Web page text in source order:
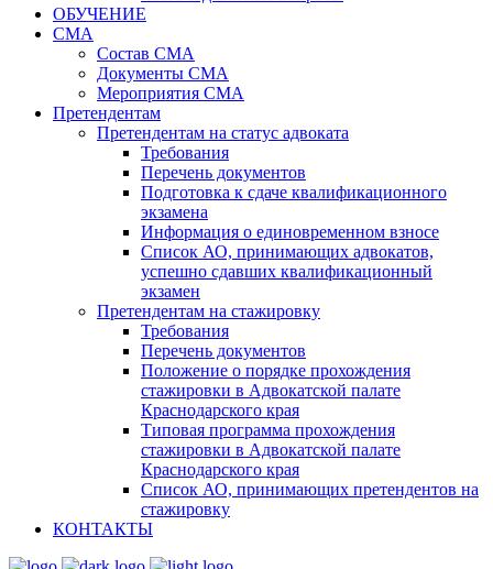
ОБУЧЕНИЕ
СМА
Состав СМА
Документы СМА
Мероприятия СМА
Претендентам
Претендентам на статус адвоката
Требования
Перечень документов
Подготовка к сдаче квалификационного
экзамена
Информация о единовременном взносе
Список АО, принимающих адвокатов,
успешно сдавших квалификационный
экзамен
Претендентам на стажировку
Требования
Перечень документов
Положение о порядке прохождения
стажировки в Адвокатской палате
Краснодарского края
Типовая программа прохождения
стажировки в Адвокатской палате
Краснодарского края
Список АО, принимающих претендентов на
стажировку
КОНТАКТЫ